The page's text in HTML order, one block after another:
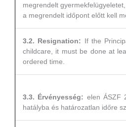
megrendelt
a megrendelt időpont előtt kell
3.2. Resignation:
If the
childcare, it must be done at
ordered time.
3.3. Érvényesség: elen ÁSZF
hatályba és határozatlan időre